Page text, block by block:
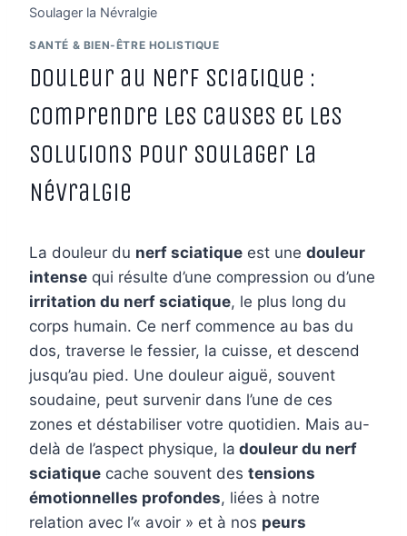
Soulager la Névralgie
SANTÉ & BIEN-ÊTRE HOLISTIQUE
Douleur au Nerf Sciatique :
Comprendre les Causes et les
Solutions pour Soulager la
Névralgie
La douleur du nerf sciatique est une douleur
intense qui résulte d’une compression ou d’une
irritation du nerf sciatique, le plus long du
corps humain. Ce nerf commence au bas du
dos, traverse le fessier, la cuisse, et descend
jusqu’au pied. Une douleur aiguë, souvent
soudaine, peut survenir dans l’une de ces
zones et déstabiliser votre quotidien. Mais au-
delà de l’aspect physique, la douleur du nerf
sciatique cache souvent des tensions
émotionnelles profondes, liées à notre
relation avec l’« avoir » et à nos peurs